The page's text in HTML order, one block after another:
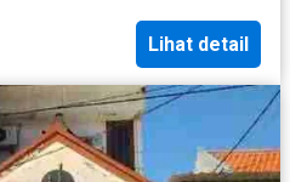
Lihat detail